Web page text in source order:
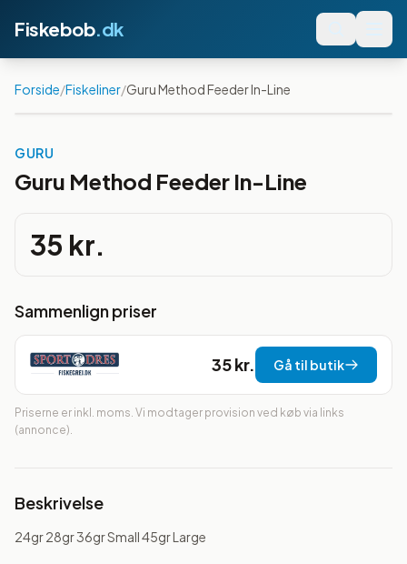
Fiskebob.dk
Forside/Fiskeliner/Guru Method Feeder In-Line
GURU
Guru Method Feeder In-Line
35 kr.
Sammenlign priser
35 kr. Gå til butik
Priserne er inkl. moms. Vi modtager provision ved køb via links
(annonce).
Beskrivelse
24gr 28gr 36gr Small 45gr Large